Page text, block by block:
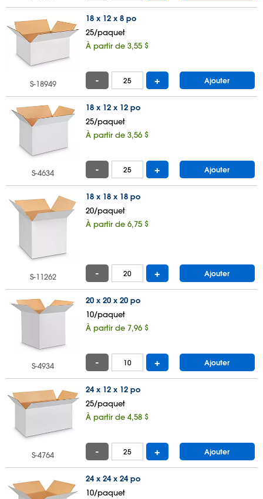
18 x 12 x 8 po
25/paquet
À partir de 3,55 $
S-18949 - + Ajouter
18 x 12 x 12 po
25/paquet
À partir de 3,56 $
S-4634 - + Ajouter
18 x 18 x 18 po
20/paquet
À partir de 6,75 $
S-11262 - + Ajouter
20 x 20 x 20 po
10/paquet
À partir de 7,96 $
S-4934 - + Ajouter
24 x 12 x 12 po
25/paquet
À partir de 4,58 $
S-4764 - + Ajouter
24 x 24 x 24 po
10/paquet